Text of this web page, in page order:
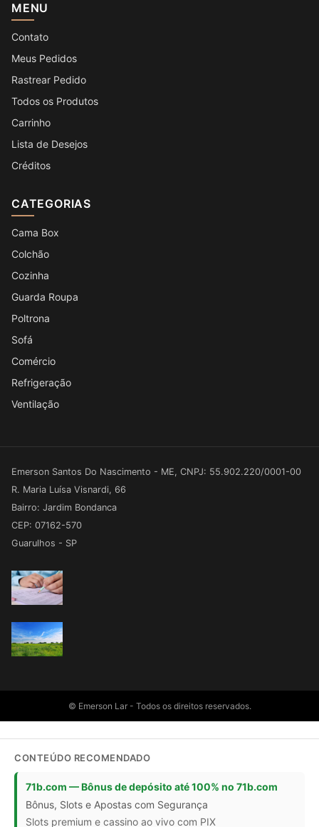
MENU
Contato
Meus Pedidos
Rastrear Pedido
Todos os Produtos
Carrinho
Lista de Desejos
Créditos
CATEGORIAS
Cama Box
Colchão
Cozinha
Guarda Roupa
Poltrona
Sofá
Comércio
Refrigeração
Ventilação
Emerson Santos Do Nascimento - ME, CNPJ: 55.902.220/0001-00
R. Maria Luísa Visnardi, 66
Bairro: Jardim Bondanca
CEP: 07162-570
Guarulhos - SP
© Emerson Lar - Todos os direitos reservados.
CONTEÚDO RECOMENDADO
71b.com — Bônus de depósito até 100% no 71b.com
Bônus, Slots e Apostas com Segurança
Slots premium e cassino ao vivo com PIX